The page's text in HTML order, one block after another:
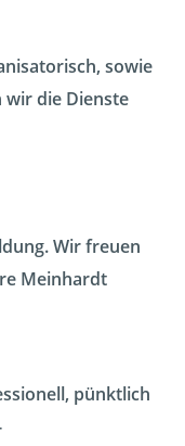
sowie
die Dienste
Wir freuen
Meinhardt
pünktlich